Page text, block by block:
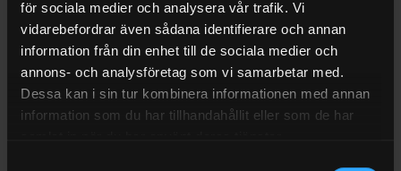
för sociala medier och analysera vår trafik. Vi
vidarebefordrar även sådana identifierare och annan
information från din enhet till de sociala medier och
annons- och analysföretag som vi samarbetar med.
Dessa kan i sin tur kombinera informationen med annan
information som du har tillhandahållit eller som de har
RECENSIONER (0)
FRAKT
Tillbehörspaket Cube Slimline 2000 liter
Detta tillbehörspaket är ihopmonterat på platta för enkel